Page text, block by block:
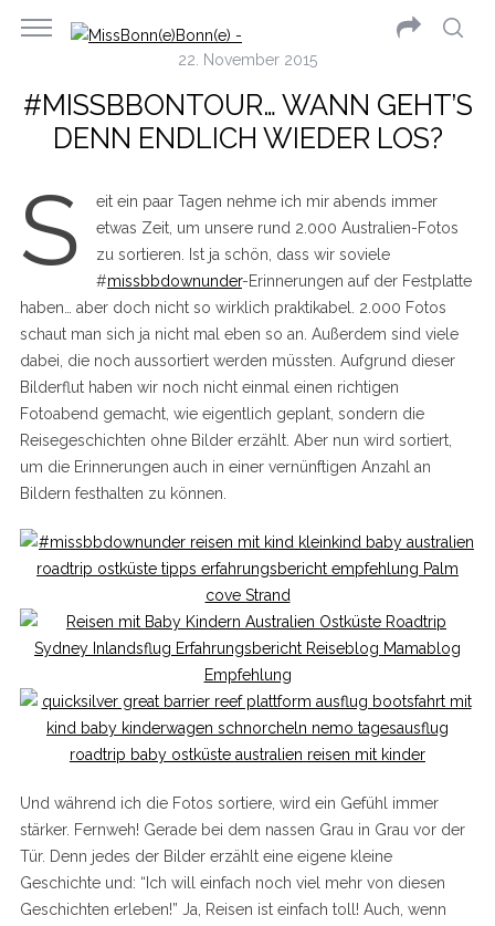
22. November 2015
#MISSBBONTOUR… WANN GEHT’S
DENN ENDLICH WIEDER LOS?
S
eit ein paar Tagen nehme ich mir abends immer
etwas Zeit, um unsere rund 2.000 Australien-Fotos
zu sortieren. Ist ja schön, dass wir soviele
#missbbdownunder-Erinnerungen auf der Festplatte
haben… aber doch nicht so wirklich praktikabel. 2.000 Fotos
schaut man sich ja nicht mal eben so an. Außerdem sind viele
dabei, die noch aussortiert werden müssten. Aufgrund dieser
Bilderflut haben wir noch nicht einmal einen richtigen
Fotoabend gemacht, wie eigentlich geplant, sondern die
Reisegeschichten ohne Bilder erzählt. Aber nun wird sortiert,
um die Erinnerungen auch in einer vernünftigen Anzahl an
Bildern festhalten zu können.
Und während ich die Fotos sortiere, wird ein Gefühl immer
stärker. Fernweh! Gerade bei dem nassen Grau in Grau vor der
Tür. Denn jedes der Bilder erzählt eine eigene kleine
Geschichte und: “Ich will einfach noch viel mehr von diesen
Geschichten erleben!” Ja, Reisen ist einfach toll! Auch, wenn